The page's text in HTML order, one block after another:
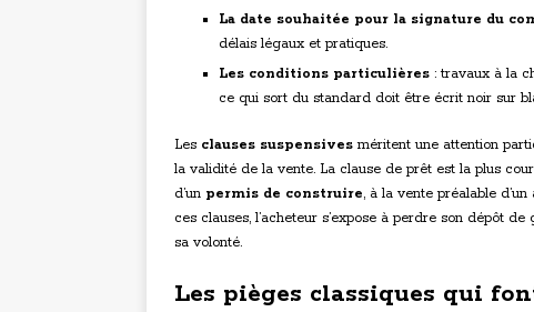
La date souhaitée pour la signature du
délais légaux et pratiques.
Les conditions particulières : travaux à la
ce qui sort du standard doit être écrit noir sur
Les clauses suspensives méritent une attention
la validité de la vente. La clause de prêt est la plus
d’un permis de construire, à la vente préalable
ces clauses, l’acheteur s’expose à perdre son dépôt
sa volonté.
Les pièges classiques qui